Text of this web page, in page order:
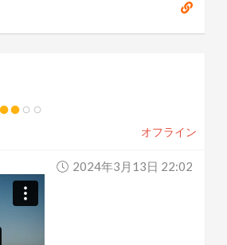
オフライン
2024年3月13日 22:02